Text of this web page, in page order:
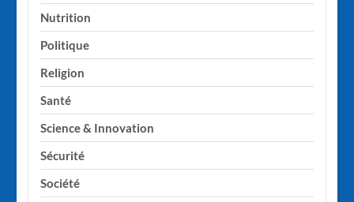
Nutrition
Politique
Religion
Santé
Science & Innovation
Sécurité
Société